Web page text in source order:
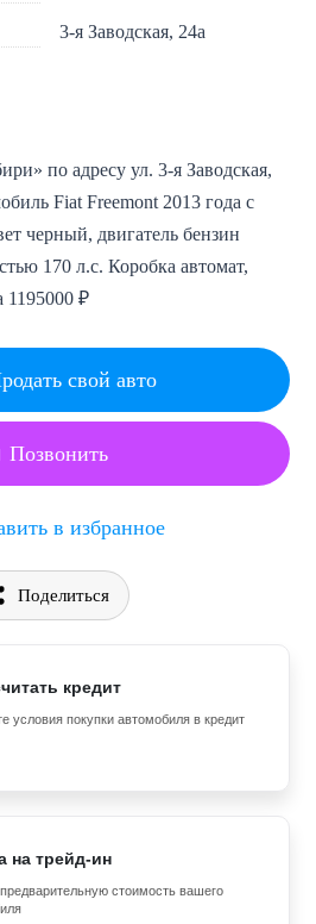
3-я Заводская, 24а
по адресу ул. 3-я Заводская,
Fiat Freemont 2013 года с
черный, двигатель бензин
170 л.с. Коробка автомат,
1195000 ₽
свой авто
Позвонить
в избранное
Поделиться
кредит
условия покупки автомобиля в кредит
на трейд-ин
стоимость вашего